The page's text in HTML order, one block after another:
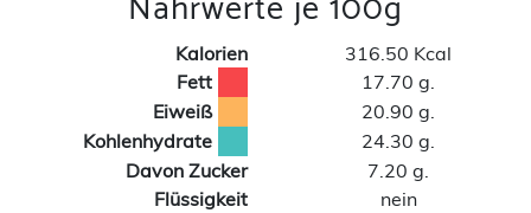
Kalorien
316.50 Kcal
Fett
17.70 g.
Eiweiß
20.90 g.
Kohlenhydrate
24.30 g.
Davon Zucker
7.20 g.
Flüssigkeit
nein